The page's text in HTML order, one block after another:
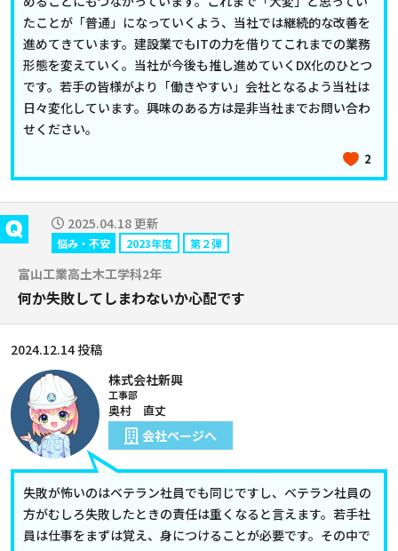
たことが「普通」になっていくよう、当社では継続的な改善を
進めてきています。建設業でもITの力を借りてこれまでの業務
形態を変えていく。当社が今後も推し進めていくDX化のひとつ
です。若手の皆様がより「働きやすい」会社となるよう当社は
日々変化しています。興味のある方は是非当社までお問い合わ
せください。
2
2025.04.18 更新
悩み・不安 2023年度 第２弾
富山工業高土木工学科2年
何か失敗してしまわないか心配です
2024.12.14 投稿
株式会社新興
工事部
奥村 直丈
会社ページへ
失敗が怖いのはベテラン社員でも同じですし、ベテラン社員の
方がむしろ失敗したときの責任は重くなると言えます。若手社
員は仕事をまずは覚え、身につけることが必要です。その中で